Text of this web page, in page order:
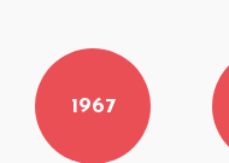
1967